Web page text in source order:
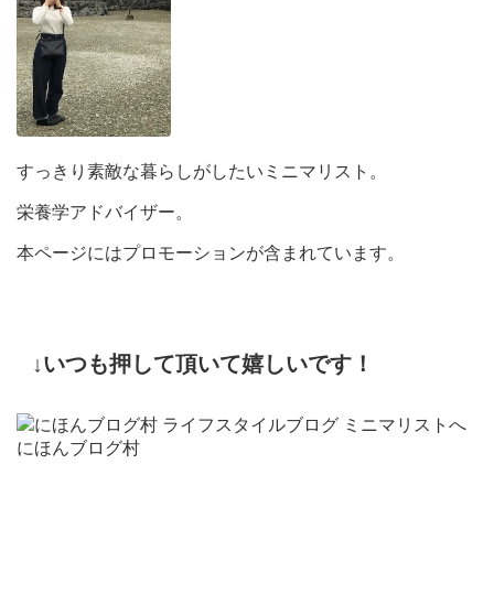
すっきり素敵な暮らしがしたいミニマリスト。
栄養学アドバイザー。
本ページにはプロモーションが含まれています。
↓いつも押して頂いて嬉しいです！
にほんブログ村